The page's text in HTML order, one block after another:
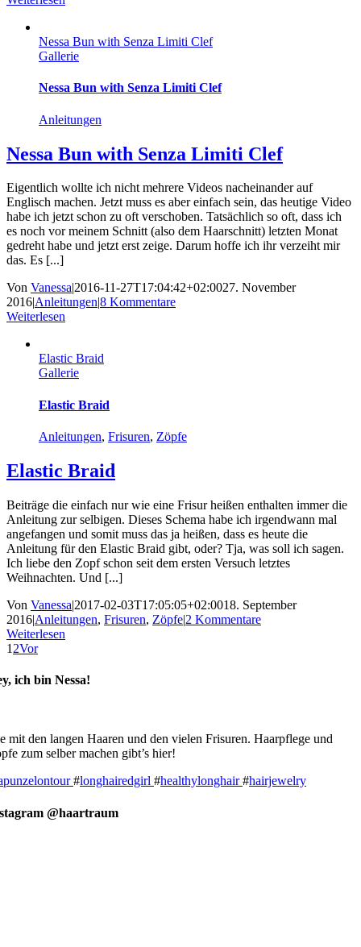
Nessa Bun with Senza Limiti Clef
Gallerie
Nessa Bun with Senza Limiti Clef
Anleitungen
Nessa Bun with Senza Limiti Clef
Eigentlich wollte ich nicht mehrere Videos nacheinander auf
Englisch machen. Jetzt muss es aber einfach sein, das heutige Video
habe ich jetzt schon zu oft verschoben. Tatsächlich so oft, dass ich
es noch vor meinem Schnitt (also dem Haarschnitt) letzten Monat
gedreht habe und jetzt erst zeige. Darum hoffe ich ihr verzeiht mir
das. Es [...]
Von Vanessa|2016-11-27T17:04:42+02:0027. November
2016|Anleitungen|8 Kommentare
Weiterlesen
Elastic Braid
Gallerie
Elastic Braid
Anleitungen, Frisuren, Zöpfe
Elastic Braid
Beiträge die einfach nur wie eine Frisur heißen enthalten immer die
Anleitung zur selbigen. Dieses Schema habe ich irgendwann mal
angefangen und somit muss das ja heißen, dass es heute die
Anleitung für den Elastic Braid gibt, oder? Tja, was soll ich sagen.
Ich liebe den Zopf schon seit dem ersten Versuch letztes
Weihnachten. Und [...]
Von Vanessa|2017-02-03T17:05:05+02:0018. September
2016|Anleitungen, Frisuren, Zöpfe|2 Kommentare
Weiterlesen
1 2Vor
ich bin Nessa!
mit den langen Haaren und den vielen Frisuren. Haarpflege und
zum selber machen gibt’s hier!
#longhairedgirl #healthylonghair#hairjewelry
@haartraum